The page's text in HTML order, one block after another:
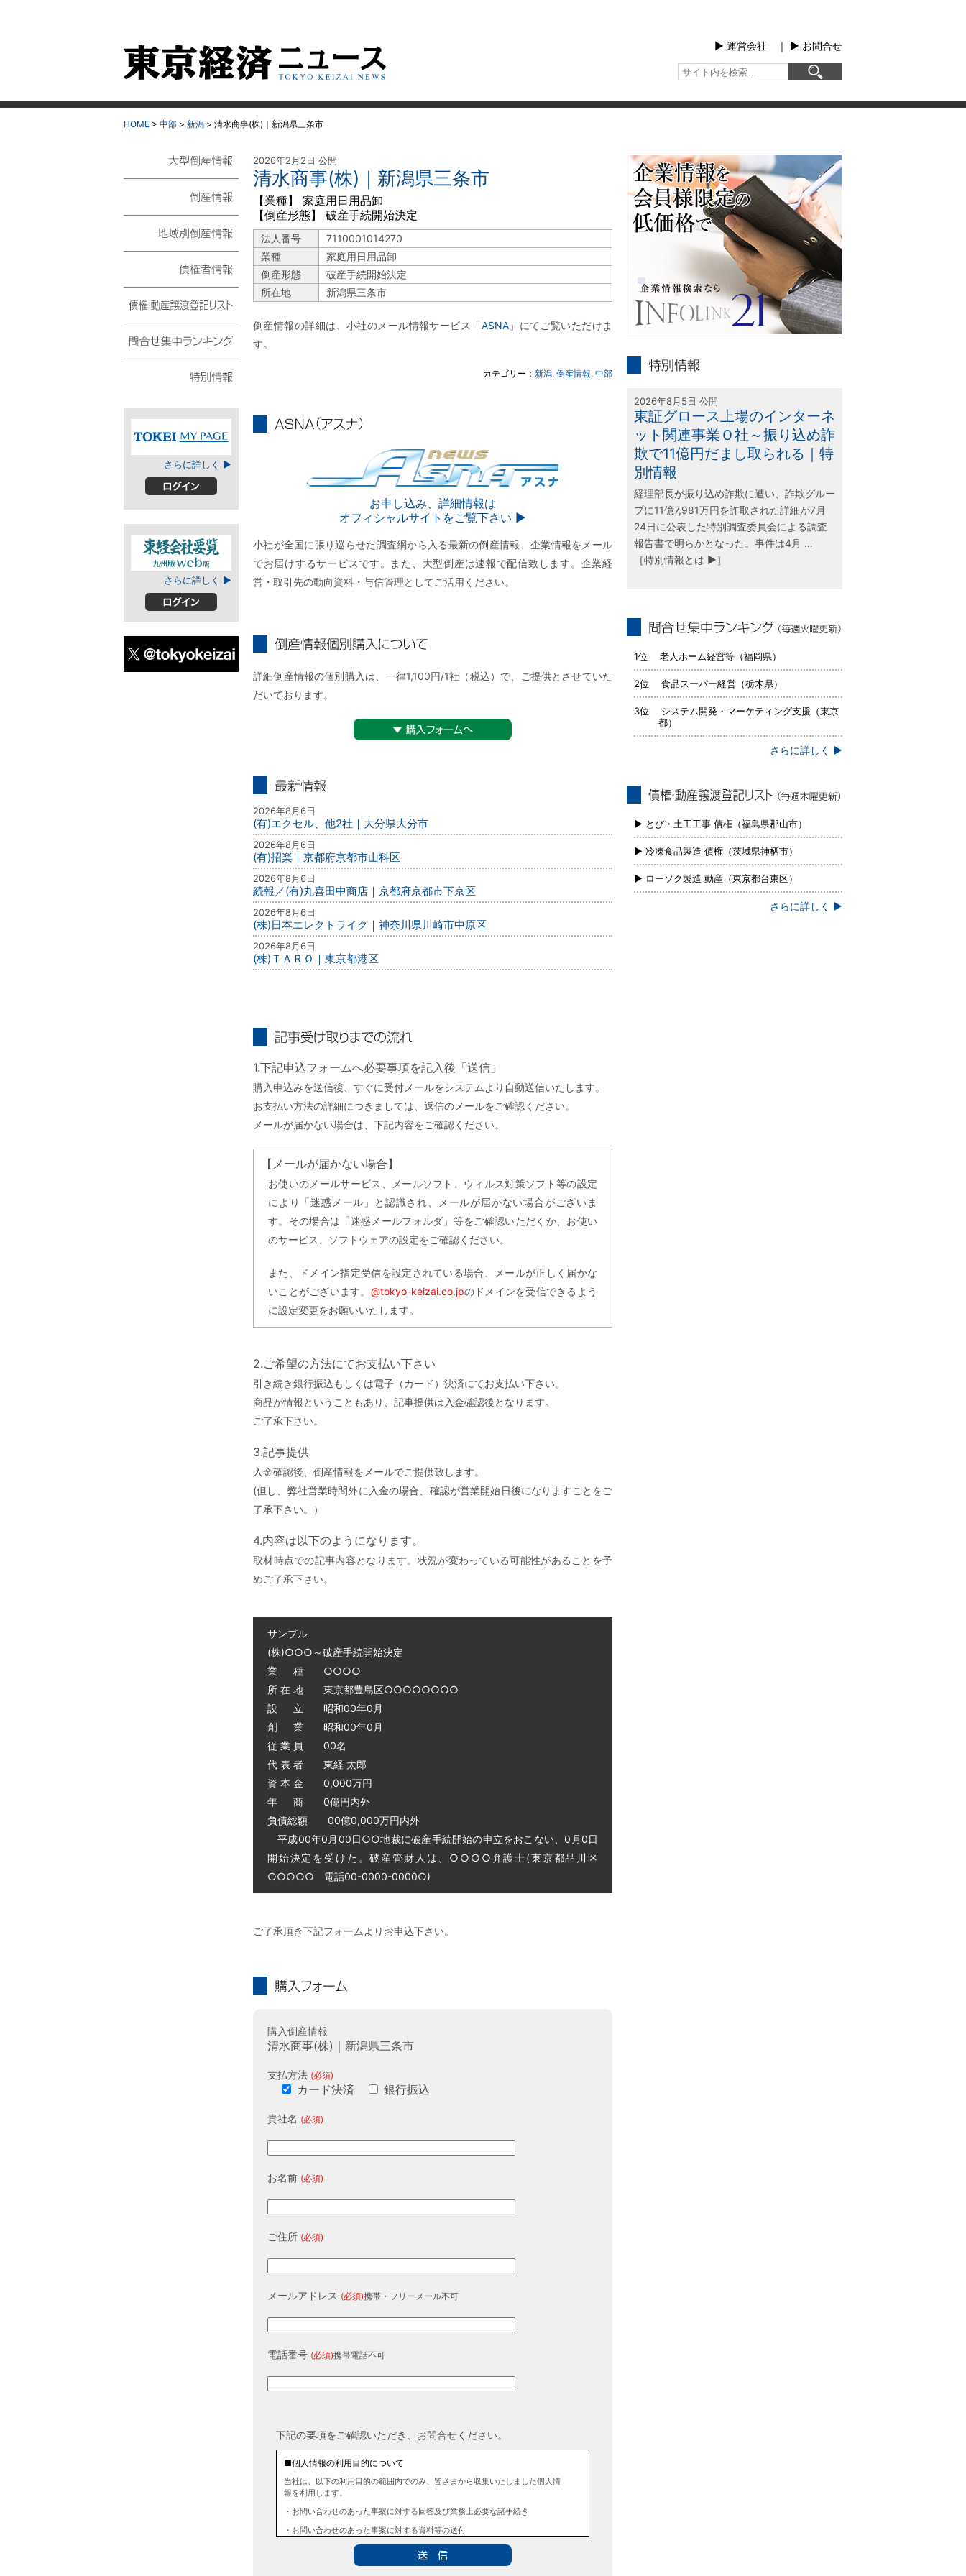
▶︎ 運営会社 ｜ ▶︎ お問合せ
HOME > 中部 > 新潟 > 清水商事(株)｜新潟県三条市
2026年2月2日 公開
清水商事(株)｜新潟県三条市
【業種】 家庭用日用品卸
【倒産形態】 破産手続開始決定
法人番号
7110001014270
業種
家庭用日用品卸
倒産形態
破産手続開始決定
所在地
新潟県三条市
倒産情報の詳細は、小社のメール情報サービス「ASNA」にてご覧いただけま
す。
カテゴリー： 新潟, 倒産情報, 中部
お申し込み、詳細情報は
オフィシャルサイトをご覧下さい ▶︎
小社が全国に張り巡らせた調査網から入る最新の倒産情報、企業情報をメール
でお届けするサービスです。また、大型倒産は速報で配信致します。企業経
営・取引先の動向資料・与信管理としてご活用ください。
詳細倒産情報の個別購入は、一律1,100円/1社（税込）で、ご提供とさせていた
だいております。
2026年8月6日
(有)エクセル、他2社｜大分県大分市
2026年8月6日
(有)招楽｜京都府京都市山科区
2026年8月6日
続報／(有)丸喜田中商店｜京都府京都市下京区
2026年8月6日
(株)日本エレクトライク｜神奈川県川崎市中原区
2026年8月6日
(株)ＴＡＲＯ｜東京都港区
1.下記申込フォームへ必要事項を記入後「送信」
購入申込みを送信後、すぐに受付メールをシステムより自動送信いたします。
お支払い方法の詳細につきましては、返信のメールをご確認ください。
メールが届かない場合は、下記内容をご確認ください。
【メールが届かない場合】
お使いのメールサービス、メールソフト、ウィルス対策ソフト等の設定
により「迷惑メール」と認識され、メールが届かない場合がございま
す。その場合は「迷惑メールフォルダ」等をご確認いただくか、お使い
のサービス、ソフトウェアの設定をご確認ください。
また、ドメイン指定受信を設定されている場合、メールが正しく届かな
いことがございます。 @tokyo-keizai.co.jpのドメインを受信できるよう
に設定変更をお願いいたします。
2.ご希望の方法にてお支払い下さい
引き続き銀行振込もしくは電子（カード）決済にてお支払い下さい。
商品が情報ということもあり、記事提供は入金確認後となります。
ご了承下さい。
3.記事提供
入金確認後、倒産情報をメールでご提供致します。
(但し、弊社営業時間外に入金の場合、確認が営業開始日後になりますことをご
了承下さい。）
4.内容は以下のようになります。
取材時点での記事内容となります。状況が変わっている可能性があることを予
めご了承下さい。
サンプル
(株)○○○～破産手続開始決定
業 種 ○○○○
所 在 地 東京都豊島区○○○○○○○○
設 立 昭和00年0月
創 業 昭和00年0月
従 業 員 00名
代 表 者 東経 太郎
資 本 金 0,000万円
年 商 0億円内外
負債総額 00億0,000万円内外
平成00年0月00日○○地裁に破産手続開始の申立をおこない、0月0日
開始決定を受けた。破産管財人は、○○○○弁護士(東京都品川区
○○○○○ 電話00-0000-0000○)
ご了承頂き下記フォームよりお申込下さい。
購入倒産情報
清水商事(株)｜新潟県三条市
支払方法 (必須)
カード決済 銀行振込
貴社名 (必須)
お名前 (必須)
ご住所 (必須)
メールアドレス (必須)携帯・フリーメール不可
電話番号 (必須)携帯電話不可
下記の要項をご確認いただき、お問合せください。
■個人情報の利用目的について
当社は、以下の利用目的の範囲内でのみ、皆さまから収集いたしました個人情
報を利用します。
・お問い合わせのあった事案に対する回答及び業務上必要な諸手続き
・お問い合わせのあった事案に対する資料等の送付
スト
TOKEIマイページ
さらに詳しく ▶
東経会社要覧web
さらに詳しく ▶
ログイン
2026年8月5日 公開
東証グロース上場のインターネ
ット関連事業Ｏ社～振り込め詐
欺で11億円だまし取られる｜特
別情報
経理部長が振り込め詐欺に遭い、詐欺グルー
プに11億7,981万円を詐取された詳細が7月
24日に公表した特別調査委員会による調査
報告書で明らかとなった。事件は4月 …
［特別情報とは ▶］
1位 老人ホーム経営等（福岡県）
2位 食品スーパー経営（栃木県）
3位 システム開発・マーケティング支援（東京
都）
さらに詳しく ▶
新）
▶ とび・土工工事 債権（福島県郡山市）
▶ 冷凍食品製造 債権（茨城県神栖市）
▶ ローソク製造 動産（東京都台東区）
さらに詳しく ▶